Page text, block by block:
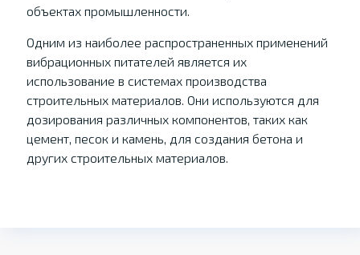
объектах промышленности.
Одним из наиболее распространенных применений
вибрационных питателей является их
использование в системах производства
строительных материалов. Они используются для
дозирования различных компонентов, таких как
цемент, песок и камень, для создания бетона и
других строительных материалов.